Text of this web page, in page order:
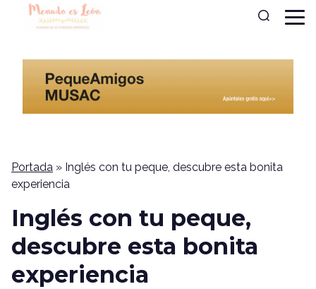
Portada » Inglés con tu peque, descubre esta bonita
experiencia
Inglés con tu peque,
descubre esta bonita
experiencia